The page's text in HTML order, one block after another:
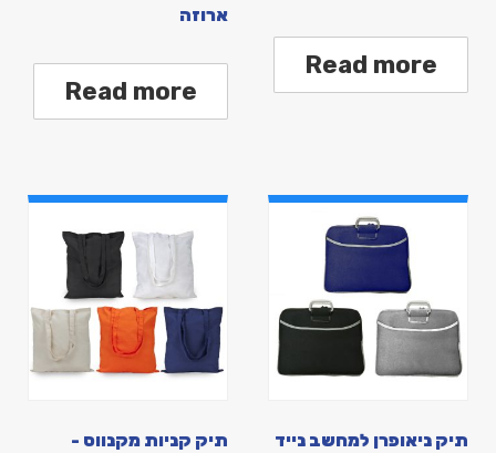
Read more
ארוזה
Read more
תיק ניאופרן למחשב נייד
תיק קניות מקנווס -